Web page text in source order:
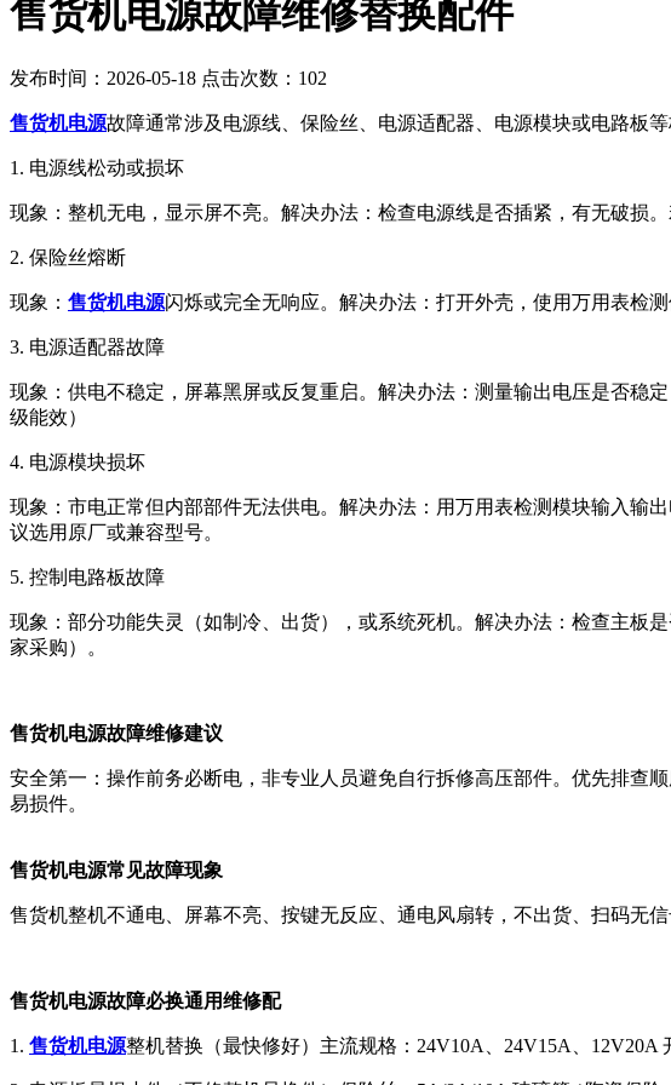
售货机电源故障维修替换配件
发布时间：2026-05-18 点击次数：102
售货机电源故障‌通常涉及电源线、保险丝、电源适配器、电源模块或电路板
1. ‌电源线松动或损坏‌
‌现象‌：整机无电，显示屏不亮。 解决办法‌：检查电源线是否插紧，有无破损
2. ‌保险丝熔断‌
‌现象‌： 售货机电源闪烁或完全无响应。 解决办法‌：打开外壳，使用万用表检
3. ‌电源适配器故障‌
‌现象‌：供电不稳定，屏幕黑屏或反复重启。 解决办法‌：测量输出电压是否稳
级能效）
4. ‌电源模块损坏‌
‌现象‌：市电正常但内部部件无法供电。 解决办法‌：用万用表检测模块输入输
议选用原厂或兼容型号。
5. ‌控制电路板故障‌
‌现象‌：部分功能失灵（如制冷、出货），或系统死机。 解决办法‌：检查主板
家采购）。
售货机电源故障维修建议
‌安全第一‌：操作前务必断电，非专业人员避免自行拆修高压部件。 优先排查
易损件。
售货机电源常见故障现象
售货机整机不通电、屏幕不亮、按键无反应、通电风扇转，不出货、扫码无
售货机电源故障必换通用维修配
1. 售货机电源整机替换（最快修好）主流规格：24V10A、24V15A、12V20A